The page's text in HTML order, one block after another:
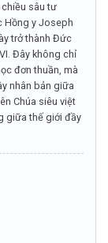
sâu tư
Hồng y Joseph
trở thành Đức
Đây không chỉ
đơn thuần, mà
nhân bản giữa
Chúa siêu việt
giữa thế giới đầy